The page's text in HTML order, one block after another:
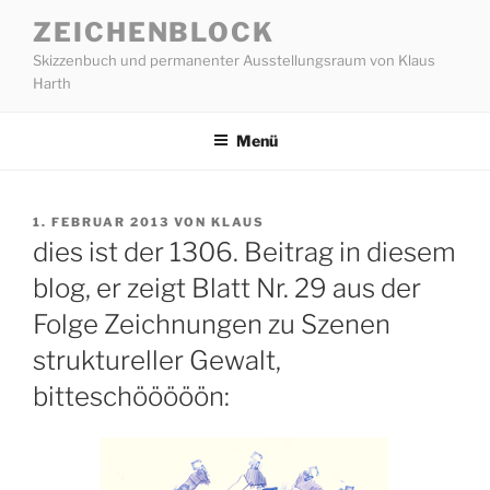
Inhalt
springen
ZEICHENBLOCK
Skizzenbuch und permanenter Ausstellungsraum von Klaus
Harth
Menü
VERÖFFENTLICHT
AM
1. FEBRUAR 2013 VON KLAUS
dies ist der 1306. Beitrag in diesem
blog, er zeigt Blatt Nr. 29 aus der
Folge Zeichnungen zu Szenen
struktureller Gewalt,
bitteschööööön: